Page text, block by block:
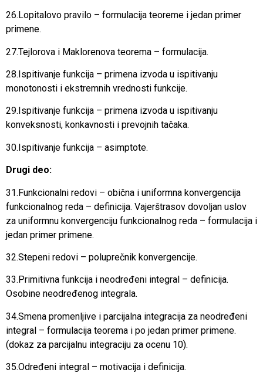
26.Lopitalovo pravilo – formulacija teoreme i jedan primer
primene.
27.Tejlorova i Maklorenova teorema – formulacija.
28.Ispitivanje funkcija – primena izvoda u ispitivanju
monotonosti i ekstremnih vrednosti funkcije.
29.Ispitivanje funkcija – primena izvoda u ispitivanju
konveksnosti, konkavnosti i prevojnih tačaka.
30.Ispitivanje funkcija – asimptote.
Drugi deo:
31.Funkcionalni redovi – obična i uniformna konvergencija
funkcionalnog reda – definicija. Vajerštrasov dovoljan uslov
za uniformnu konvergenciju funkcionalnog reda – formulacija i
jedan primer primene.
32.Stepeni redovi – poluprečnik konvergencije.
33.Primitivna funkcija i neodređeni integral – definicija.
Osobine neodređenog integrala.
34.Smena promenljive i parcijalna integracija za neodređeni
integral – formulacija teorema i po jedan primer primene.
(dokaz za parcijalnu integraciju za ocenu 10).
35.Određeni integral – motivacija i definicija.